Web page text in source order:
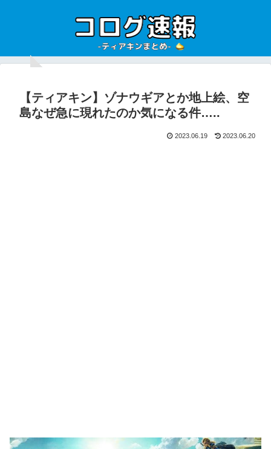
【ティアキン】ゾナウギアとか地上絵、空
島なぜ急に現れたのか気になる件…..
2023.06.19 2023.06.20